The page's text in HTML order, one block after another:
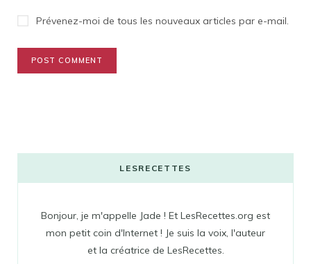
Prévenez-moi de tous les nouveaux articles par e-mail.
LESRECETTES
Bonjour, je m'appelle Jade ! Et LesRecettes.org est
mon petit coin d'Internet ! Je suis la voix, l'auteur
et la créatrice de LesRecettes.